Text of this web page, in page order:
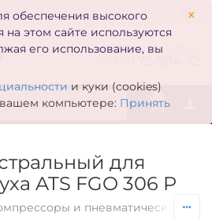
×
обеспечения высокого
этом сайте используются
его использование, вы
и куки (cookies)
вашем компьютере: Принять
zakaz@inmarkon.ru
0
для
ATS FGO 306 P
и пневматическое